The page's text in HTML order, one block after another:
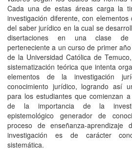
Cada una de estas áreas carga la
investigación diferente, con
del saber jurídico en la cual se
disertaciones en una clase de
perteneciente a un curso de primer
de la Universidad Católica de
sistematización teórica que intenta
elementos de la investigación
conocimiento jurídico, logrando así
para los estudiantes que comienzan
de la importancia de la
epistemológico generador de
proceso de enseñanza-aprendizaje
investigación es de carácter
sistemática.